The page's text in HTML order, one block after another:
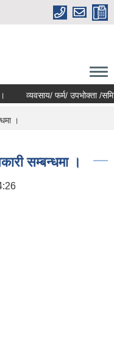
व्यवसाय/ फर्म/ उपभोक्ता /समिति/
।
सम्बन्धमा ।